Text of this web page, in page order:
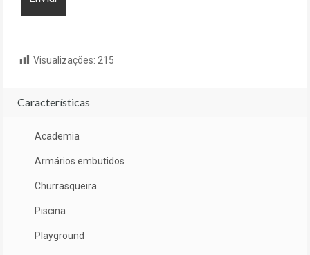
Visualizações: 215
Características
Academia
Armários embutidos
Churrasqueira
Piscina
Playground